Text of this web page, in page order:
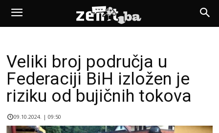
Veliki broj područja u
Federaciji BiH izložen je
riziku od bujičnih tokova
09.10.2024. | 09:50